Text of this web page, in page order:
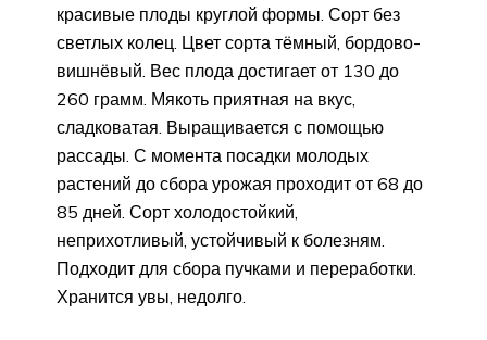
красивые плоды круглой формы. Сорт без
светлых колец. Цвет сорта тёмный, бордово-
вишнёвый. Вес плода достигает от 130 до
260 грамм. Мякоть приятная на вкус,
сладковатая. Выращивается с помощью
рассады. С момента посадки молодых
растений до сбора урожая проходит от 68 до
85 дней. Сорт холодостойкий,
неприхотливый, устойчивый к болезням.
Подходит для сбора пучками и переработки.
Хранится увы, недолго.